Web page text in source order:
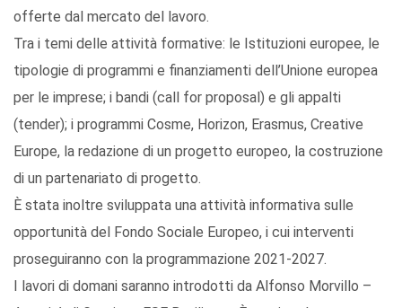
offerte dal mercato del lavoro.
Tra i temi delle attività formative: le Istituzioni europee, le
tipologie di programmi e finanziamenti dell’Unione europea
per le imprese; i bandi (call for proposal) e gli appalti
(tender); i programmi Cosme, Horizon, Erasmus, Creative
Europe, la redazione di un progetto europeo, la costruzione
di un partenariato di progetto.
È stata inoltre sviluppata una attività informativa sulle
opportunità del Fondo Sociale Europeo, i cui interventi
proseguiranno con la programmazione 2021-2027.
I lavori di domani saranno introdotti da Alfonso Morvillo –